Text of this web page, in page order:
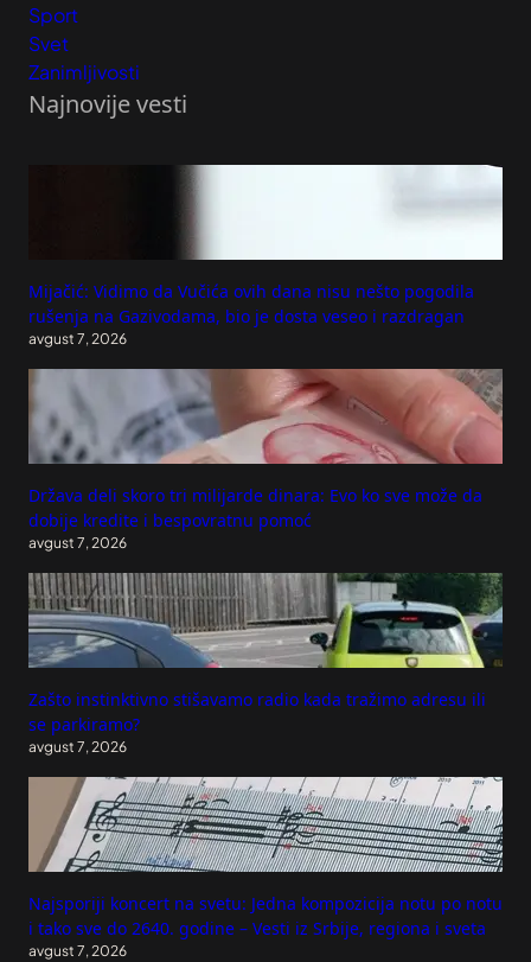
Sport
Svet
Zanimljivosti
Najnovije vesti
Mijačić: Vidimo da Vučića ovih dana nisu nešto pogodila
rušenja na Gazivodama, bio je dosta veseo i razdragan
avgust 7, 2026
Država deli skoro tri milijarde dinara: Evo ko sve može da
dobije kredite i bespovratnu pomoć
avgust 7, 2026
Zašto instinktivno stišavamo radio kada tražimo adresu ili
se parkiramo?
avgust 7, 2026
Najsporiji koncert na svetu: Jedna kompozicija notu po notu
i tako sve do 2640. godine – Vesti iz Srbije, regiona i sveta
avgust 7, 2026